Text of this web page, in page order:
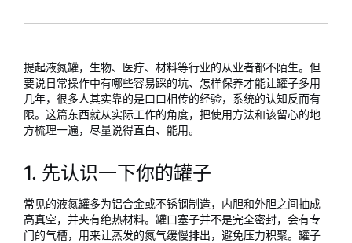
提起液氮罐，生物、医疗、材料等行业的从业者都不陌生。但
要说日常操作中有哪些容易踩的坑、怎样保养才能让罐子多用
几年，很多人其实靠的是口口相传的经验，系统的认知反而有
限。这篇东西就从实际工作的角度，把使用方法和该留心的地
方梳理一遍，尽量说得直白、能用。
1. 先认识一下你的罐子
常见的液氮罐多为铝合金或不锈钢制造，内胆和外胆之间抽成
高真空，并夹有绝热材料。罐口塞子并不是完全密封，会有专
门的气槽，用来让蒸发的氮气缓慢排出，避免压力积聚。罐子